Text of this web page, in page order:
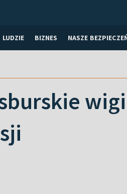
LUDZIE BIZNES NASZE